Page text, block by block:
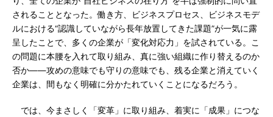
されることとなった。働き方、ビジネスプロセス、ビジネスモデ
ルにおける“認識していながら長年放置してきた課題”が一気に露
呈したことで、多くの企業が「変化対応力」を試されている。こ
の問題に本腰を入れて取り組み、真に強い組織に作り替えるのか
否か――攻めの意味でも守りの意味でも、残る企業と消えていく
企業は、間もなく明確に分かたれていくことになるだろう。
では、今まさしく「変革」に取り組み、着実に「成果」につな